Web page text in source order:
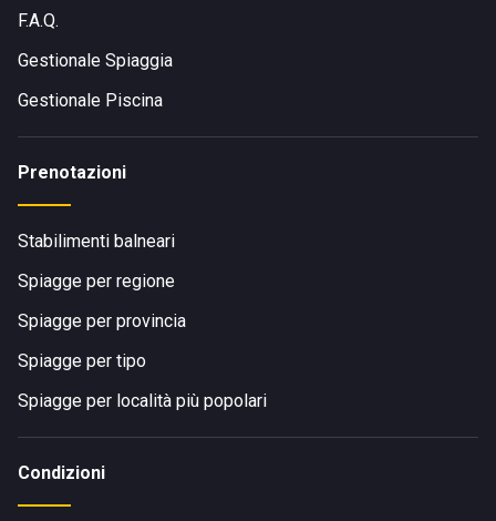
F.A.Q.
Gestionale Spiaggia
Gestionale Piscina
Prenotazioni
Stabilimenti balneari
Spiagge per regione
Spiagge per provincia
Spiagge per tipo
Spiagge per località più popolari
Condizioni